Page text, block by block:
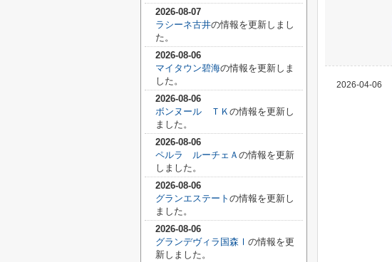
2026-04-06
2026-08-07
ラシーネ古井の情報を更新しまし
た。
2026-08-06
マイタウン碧海の情報を更新しま
した。
2026-08-06
ボンヌール ＴＫ の情報を更新し
ました。
2026-08-06
ペルラ ルーチェＡ の情報を更新
しました。
2026-08-06
グランエステート の情報を更新し
ました。
2026-08-06
グランデヴィラ国森Ⅰ の情報を更
新しました。